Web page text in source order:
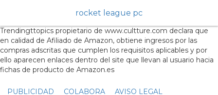
rocket league pc
Trendingttopics propietario de www.cultture.com declara que
en calidad de Afiliado de Amazon, obtiene ingresos por las
compras adscritas que cumplen los requisitos aplicables y por
ello aparecen enlaces dentro del site que llevan al usuario hacia
fichas de producto de Amazon.es
PUBLICIDAD COLABORA AVISO LEGAL